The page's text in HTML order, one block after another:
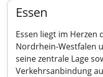
Essen
Essen liegt im Herzen
Nordrhein-Westfalen
seine zentrale Lage
Verkehrsanbindung